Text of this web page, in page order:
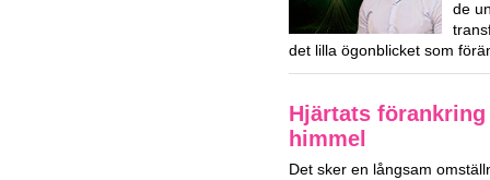
de
det lilla ögonblicket som
Hjärtats
himmel
Det sker en långsam